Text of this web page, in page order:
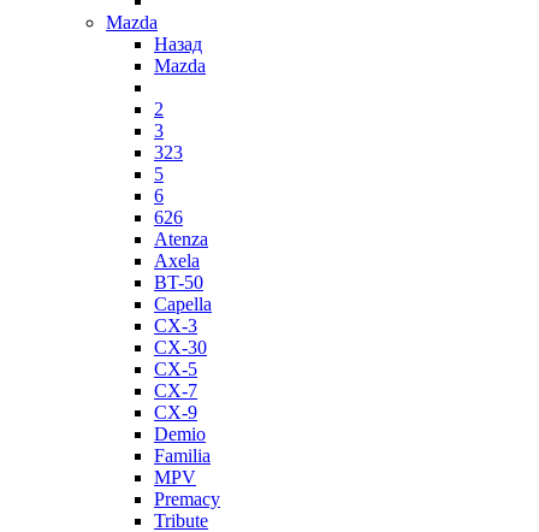
Mazda
Назад
Mazda
2
3
323
5
6
626
Atenza
Axela
BT-50
Capella
CX-3
CX-30
CX-5
CX-7
CX-9
Demio
Familia
MPV
Premacy
Tribute